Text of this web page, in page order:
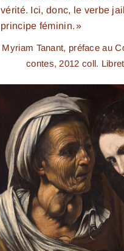
vérité. Ici, donc, le verbe
principe féminin. »
Myriam Tanant, préface au
contes, 2012 coll.